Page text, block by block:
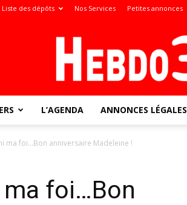
Liste des dépôts Nos Services Petites annonces
L’AGENDA ANNONCES LÉGALES
ma foi…Bon anniversaire Madeleine !
ma foi…Bon